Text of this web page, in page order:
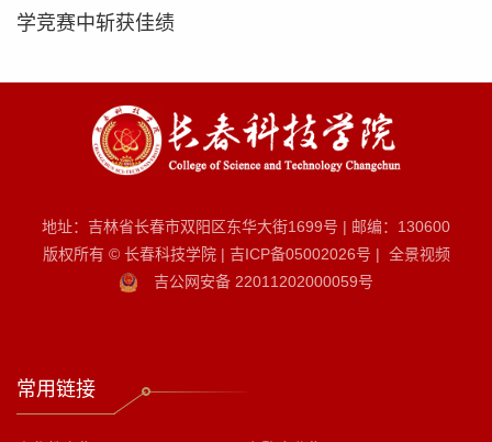
学竞赛中斩获佳绩
地址：吉林省长春市双阳区东华大街1699号 | 邮编：130600
版权所有 © 长春科技学院 | 吉ICP备05002026号 | 全景视频
吉公网安备 22011202000059号
常用链接